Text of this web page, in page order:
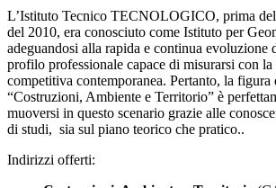
L’Istituto Tecnico TECNOLOGICO, prima
del 2010, era conosciuto come Istituto per
adeguandosi alla rapida e continua evoluzione
profilo professionale capace di misurarsi con la
competitiva contemporanea. Pertanto, la
“Costruzioni, Ambiente e Territorio” è
muoversi in questo scenario grazie alle
di studi, sia sul piano teorico che pratico..
Indirizzi offerti: